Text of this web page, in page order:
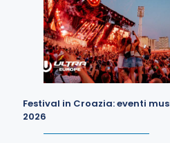
Festival in Croazia: eventi
2026